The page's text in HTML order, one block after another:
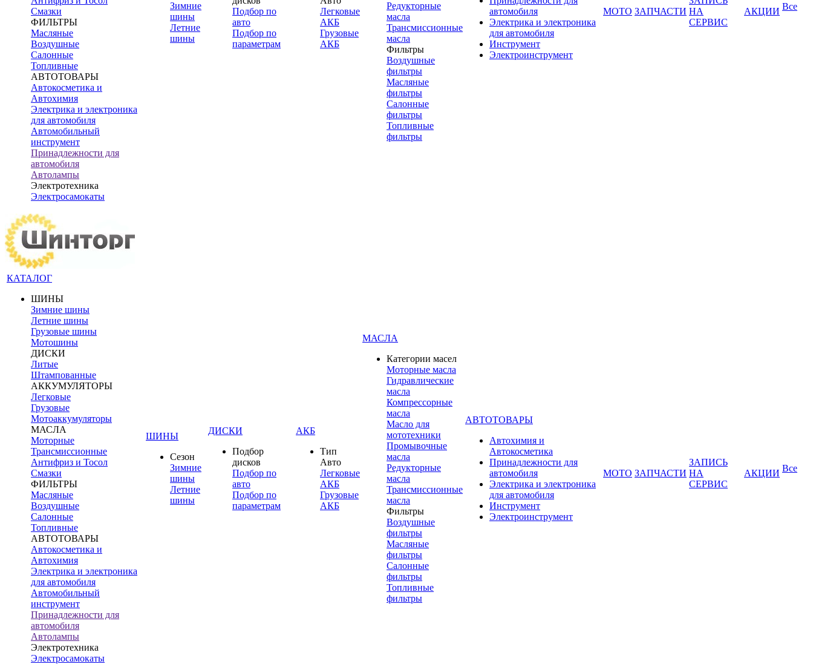
Смазки
ФИЛЬТРЫ
Масляные
Воздушные
Салонные
Топливные
АВТОТОВАРЫ
Автокосметика и
Автохимия
Электрика и электроника
для автомобиля
Автомобильный
инструмент
Принадлежности для
автомобиля
Автолампы
Электротехника
Электросамокаты
Зимние
шины
Летние
шины
Подбор по
авто
Подбор по
параметрам
Легковые
АКБ
Грузовые
АКБ
Редукторные
масла
Трансмиссионные
масла
Фильтры
Воздушные
фильтры
Масляные
фильтры
Салонные
фильтры
Топливные
фильтры
автомобиля
Электрика и электроника
для автомобиля
Инструмент
Электроинструмент
МОТО ЗАПЧАСТИ НА
СЕРВИС
АКЦИИ Все
КАТАЛОГ
ШИНЫ
Зимние шины
Летние шины
Грузовые шины
Мотошины
ДИСКИ
Литые
Штампованные
АККУМУЛЯТОРЫ
Легковые
Грузовые
Мотоаккумуляторы
МАСЛА
Моторные
Трансмиссионные
Антифриз и Тосол
Смазки
ФИЛЬТРЫ
Масляные
Воздушные
Салонные
Топливные
АВТОТОВАРЫ
Автокосметика и
Автохимия
Электрика и электроника
для автомобиля
Автомобильный
инструмент
Принадлежности для
автомобиля
Автолампы
Электротехника
Электросамокаты
ШИНЫ
Сезон
Зимние
шины
Летние
шины
ДИСКИ
Подбор
дисков
Подбор по
авто
Подбор по
параметрам
АКБ
Тип
Авто
Легковые
АКБ
Грузовые
АКБ
МАСЛА
Категории масел
Моторные масла
Гидравлические
масла
Компрессорные
масла
Масло для
мототехники
Промывочные
масла
Редукторные
масла
Трансмиссионные
масла
Фильтры
Воздушные
фильтры
Масляные
фильтры
Салонные
фильтры
Топливные
фильтры
АВТОТОВАРЫ
Автохимия и
Автокосметика
Принадлежности для
автомобиля
Электрика и электроника
для автомобиля
Инструмент
Электроинструмент
МОТО ЗАПЧАСТИ
ЗАПИСЬ
НА
СЕРВИС
АКЦИИ Все